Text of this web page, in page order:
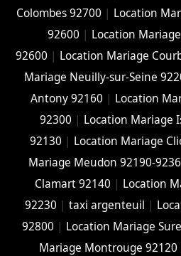
Colombes 92700 | Location
92600 | Location
92600 | Location Mariage
Mariage Neuilly-sur-Seine
Antony 92160 | Location
92300 | Location Mariage
92130 | Location Mariage
Mariage Meudon 92190-
Clamart 92140 | Location
92230 |taxi argenteuil |
92800 | Location Mariage
Mariage Montrouge 92120